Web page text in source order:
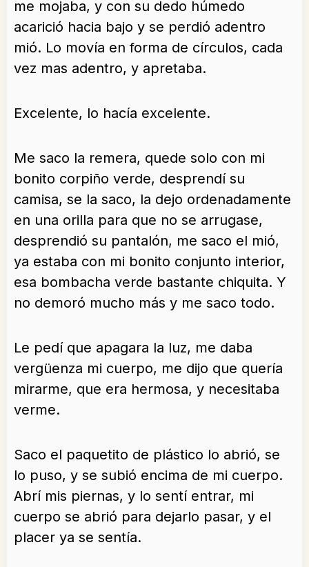
me mojaba, y con su dedo húmedo
acarició hacia bajo y se perdió adentro
mió. Lo movía en forma de círculos, cada
vez mas adentro, y apretaba.
Excelente, lo hacía excelente.
Me saco la remera, quede solo con mi
bonito corpiño verde, desprendí su
camisa, se la saco, la dejo ordenadamente
en una orilla para que no se arrugase,
desprendió su pantalón, me saco el mió,
ya estaba con mi bonito conjunto interior,
esa bombacha verde bastante chiquita. Y
no demoró mucho más y me saco todo.
Le pedí que apagara la luz, me daba
vergüenza mi cuerpo, me dijo que quería
mirarme, que era hermosa, y necesitaba
verme.
Saco el paquetito de plástico lo abrió, se
lo puso, y se subió encima de mi cuerpo.
Abrí mis piernas, y lo sentí entrar, mi
cuerpo se abrió para dejarlo pasar, y el
placer ya se sentía.